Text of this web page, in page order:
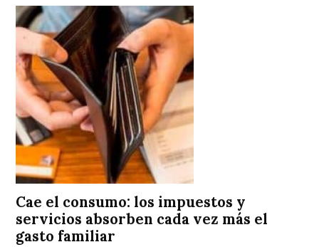
Cae el consumo: los impuestos y
servicios absorben cada vez más el
gasto familiar